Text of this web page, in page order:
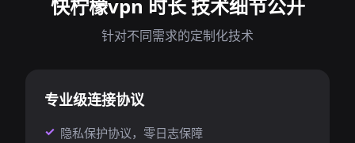
快柠檬vpn 时长 技术细节公开
针对不同需求的定制化技术
专业级连接协议
隐私保护协议，零日志保障